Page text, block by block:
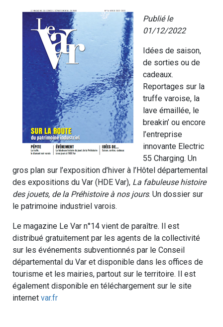
Publié le
01/12/2022
Idées de saison,
de sorties ou de
cadeaux.
Reportages sur la
truffe varoise, la
lave émaillée, le
breakin’ ou encore
l’entreprise
innovante Electric
55 Charging. Un
gros plan sur l’exposition d’hiver à l’Hôtel départemental
des expositions du Var (HDE Var), La fabuleuse histoire
des jouets, de la Préhistoire à nos jours. Un dossier sur
le patrimoine industriel varois.
Le magazine Le Var n°14 vient de paraître. Il est
distribué gratuitement par les agents de la collectivité
sur les événements subventionnés par le Conseil
départemental du Var et disponible dans les offices de
tourisme et les mairies, partout sur le territoire. Il est
également disponible en téléchargement sur le site
internet var.fr